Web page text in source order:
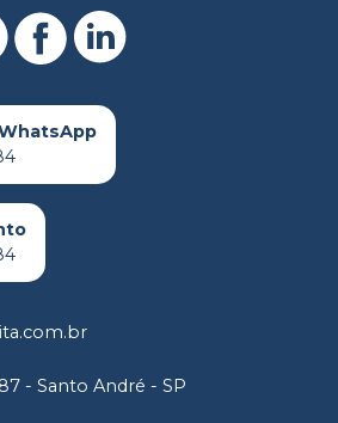
- Santo André - SP